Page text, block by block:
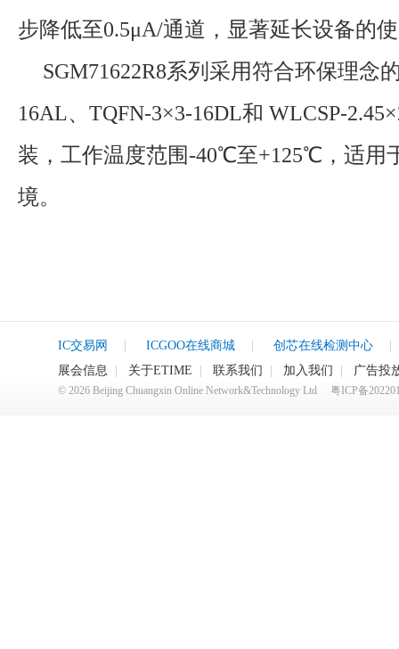
步降低至0.5μA/通道，显著延长设备的
SGM71622R8系列采用符合环保理念
16AL、TQFN-3×3-16DL和 WLCSP-
装，工作温度范围-40℃至+125℃，适用
境。
IC交易网 ICGOO在线商城 创芯在线检测中心
展会信息
关于ETIME 联系我们 加入我们 广告投
© 2026 Beijing Chuangxin Online Network&Technology Ltd 粤ICP备